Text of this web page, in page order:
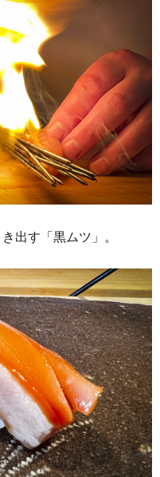
出す「黒ムツ」。